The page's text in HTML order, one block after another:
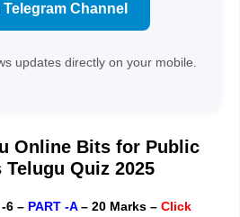
Channel
updates directly on your mobile.
Online Bits for Public
Telugu Quiz 2025
6 – PART -A– 20 Marks – Click